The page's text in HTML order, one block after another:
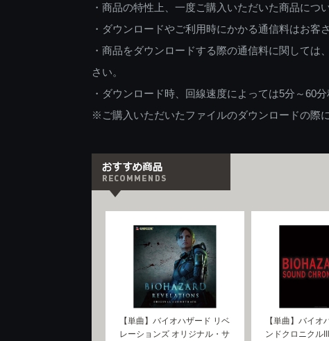
・商品の特性上、一度ご購入いただいた商品につ
・ダウンロードやご利用時にかかる通信料はお客
・商品をダウンロードする際の通信料に関して
さい。
・ダウンロード時、回線速度によっては5分～60
※ご購入いただいたファイルのダウンロードの際
【単曲】バイオハザード リベ
レーションズ オリジナル・サ
【単曲】バイオ
ンドクロニクル